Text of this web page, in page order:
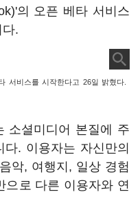
의 오픈 베타 서비스
.
서비스를 시작한다고 26일 밝혔다.
소셜미디어 본질에 주
. 이용자는 자신만의
악, 여행지, 일상 경험
으로 다른 이용자와 연